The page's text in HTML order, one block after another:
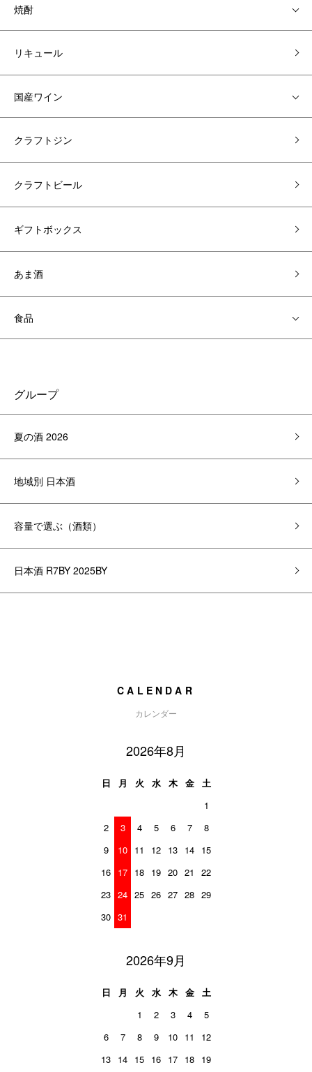
焼酎
リキュール
国産ワイン
クラフトジン
クラフトビール
ギフトボックス
あま酒
食品
グループ
夏の酒 2026
地域別 日本酒
容量で選ぶ（酒類）
日本酒 R7BY 2025BY
CALENDAR
カレンダー
2026年8月
日 月 火 水 木 金
土
1
2
3 4 5 6 7
8
9
10 11 12 13 14 15
16 17 18 19 20 21
22
23 24 25 26 27 28 29
30 31
2026年9月
日 月 火 水 木 金
土
1
2 3 4
5
6
7 8 9 10 11
12
13 14 15 16 17 18 19